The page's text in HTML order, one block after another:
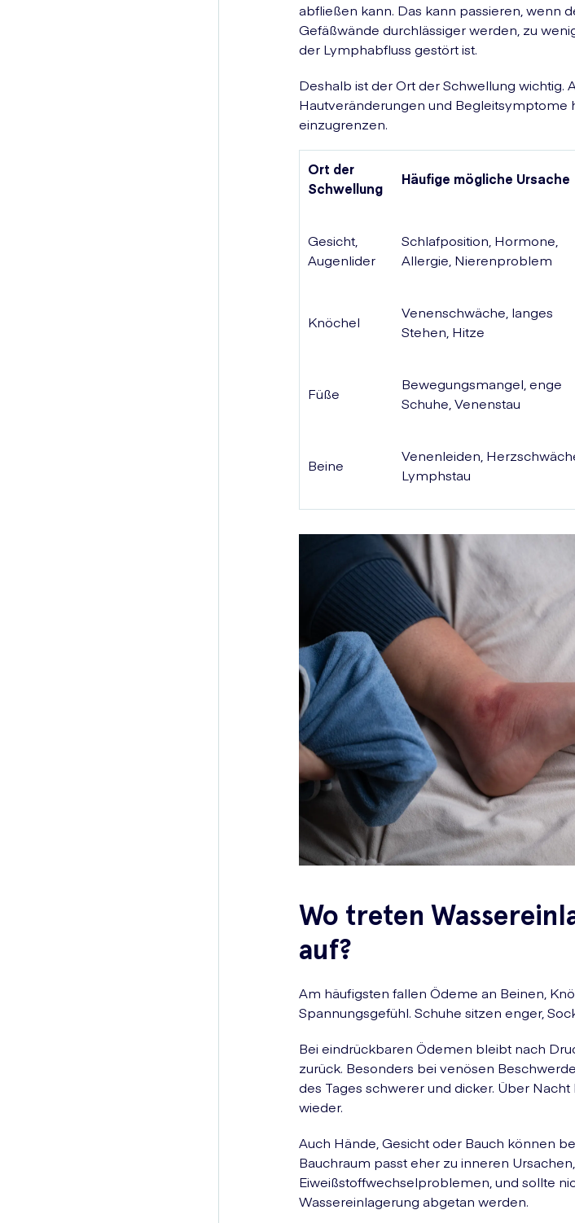
abfließen kann. Das kann passieren, wenn
Gefäßwände durchlässiger werden, zu
der Lymphabfluss gestört ist.
Deshalb ist der Ort der Schwellung wichtig.
Hautveränderungen und Begleitsymptome
einzugrenzen.
Ort der
Schwellung
Häufige mögliche Ursache
Gesicht,
Augenlider
Schlafposition, Hormone,
Allergie, Nierenproblem
Knöchel
Venenschwäche, langes
Stehen, Hitze
Füße
Bewegungsmangel, enge
Schuhe, Venenstau
Beine
Venenleiden,
Lymphstau
Wo treten
auf?
Am häufigsten fallen Ödeme an Beinen,
Spannungsgefühl. Schuhe sitzen enger,
Bei eindrückbaren Ödemen bleibt nach
zurück. Besonders bei venösen
des Tages schwerer und dicker. Über
wieder.
Auch Hände, Gesicht oder Bauch können
Bauchraum passt eher zu inneren
Eiweißstoffwechselproblemen, und sollte
Wassereinlagerung abgetan werden.